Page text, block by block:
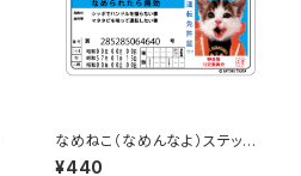
なめねこ（なめんなよ）ステッカ
ー D-1
¥440